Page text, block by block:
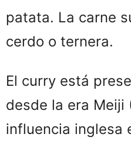
patata. La carne
cerdo o ternera.
El curry está
desde la era Meiji
influencia inglesa